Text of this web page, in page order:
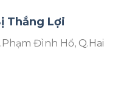
Thắng Lợi
Đình Hổ, Q.Hai